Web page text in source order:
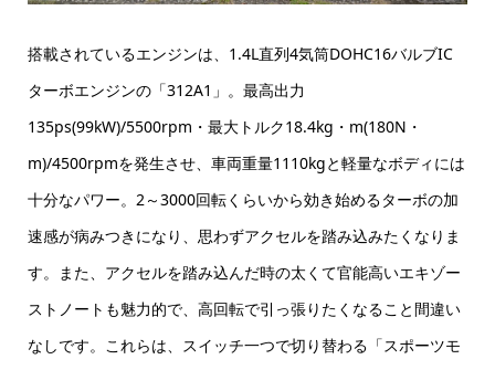
搭載されているエンジンは、1.4L直列4気筒DOHC16バルブIC
ターボエンジンの「312A1」。最高出力
135ps(99kW)/5500rpm・最大トルク18.4kg・m(180N・
m)/4500rpmを発生させ、車両重量1110kgと軽量なボディには
十分なパワー。2～3000回転くらいから効き始めるターボの加
速感が病みつきになり、思わずアクセルを踏み込みたくなりま
す。また、アクセルを踏み込んだ時の太くて官能高いエキゾー
ストノートも魅力的で、高回転で引っ張りたくなること間違い
なしです。これらは、スイッチ一つで切り替わる「スポーツモ